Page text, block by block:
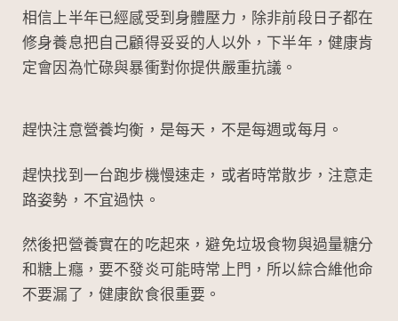
相信上半年已經感受到身體壓力，除非前段日子都在
修身養息把自己顧得妥妥的人以外，下半年，健康肯
定會因為忙碌與暴衝對你提供嚴重抗議。
趕快注意營養均衡，是每天，不是每週或每月。
趕快找到一台跑步機慢速走，或者時常散步，注意走
路姿勢，不宜過快。
然後把營養實在的吃起來，避免垃圾食物與過量糖分
和糖上癮，要不發炎可能時常上門，所以綜合維他命
不要漏了，健康飲食很重要。